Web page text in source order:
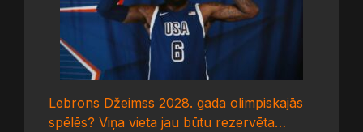
Lebrons Džeimss 2028. gada olimpiskajās
spēlēs? Viņa vieta jau būtu rezervēta…